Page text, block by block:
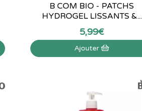
B COM BIO - PATCHS
HYDROGEL LISSANTS &...
5,99€
Ajouter